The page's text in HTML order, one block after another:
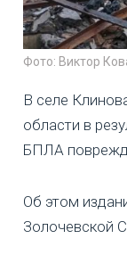
Фото: Виктор
В селе
области в
БПЛА
Об этом
Золочевской